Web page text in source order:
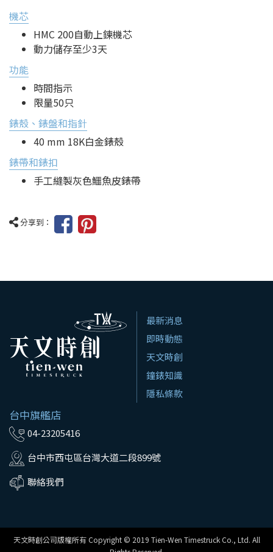
機芯
HMC 200自動上鍊機芯
動力儲存至少3天
功能
時間指示
限量50只
錶殼、錶盤和指針
40 mm 18K白金錶殼
錶帶和錶扣
手工縫製灰色鱷魚皮錶帶
分享到：
台中旗艦店
04-23205416
台中市西屯區台灣大道二段899號
聯絡我們
最新消息
即時動態
天文時創
鐘錶知識
隱私條款
天文時創公司版權所有 Copyright © 2019 Tien-Wen Timestruck Co., Ltd. All